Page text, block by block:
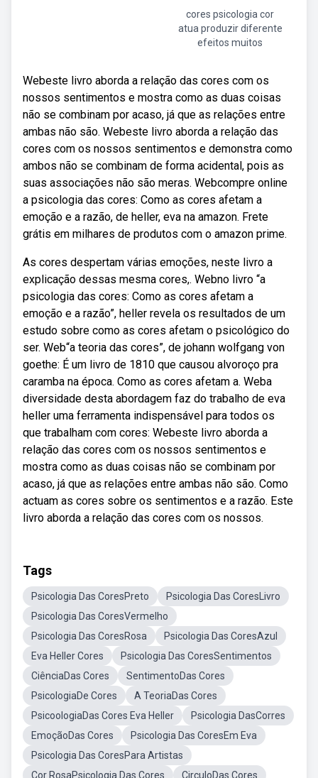
cores psicologia cor
atua produzir diferente
efeitos muitos
Webeste livro aborda a relação das cores com os
nossos sentimentos e mostra como as duas coisas
não se combinam por acaso, já que as relações entre
ambas não são. Webeste livro aborda a relação das
cores com os nossos sentimentos e demonstra como
ambos não se combinam de forma acidental, pois as
suas associações não são meras. Webcompre online
a psicologia das cores: Como as cores afetam a
emoção e a razão, de heller, eva na amazon. Frete
grátis em milhares de produtos com o amazon prime.
As cores despertam várias emoções, neste livro a
explicação dessas mesma cores,. Webno livro “a
psicologia das cores: Como as cores afetam a
emoção e a razão”, heller revela os resultados de um
estudo sobre como as cores afetam o psicológico do
ser. Web“a teoria das cores”, de johann wolfgang von
goethe: É um livro de 1810 que causou alvoroço pra
caramba na época. Como as cores afetam a. Weba
diversidade desta abordagem faz do trabalho de eva
heller uma ferramenta indispensável para todos os
que trabalham com cores: Webeste livro aborda a
relação das cores com os nossos sentimentos e
mostra como as duas coisas não se combinam por
acaso, já que as relações entre ambas não são. Como
actuam as cores sobre os sentimentos e a razão. Este
livro aborda a relação das cores com os nossos.
Tags
Psicologia Das CoresPreto
Psicologia Das CoresLivro
Psicologia Das CoresVermelho
Psicologia Das CoresRosa
Psicologia Das CoresAzul
Eva Heller Cores
Psicologia Das CoresSentimentos
CiênciaDas Cores
SentimentoDas Cores
PsicologiaDe Cores
A TeoriaDas Cores
PsicoologiaDas Cores Eva Heller
Psicologia DasCorres
EmoçãoDas Cores
Psicologia Das CoresEm Eva
Psicologia Das CoresPara Artistas
Cor RosaPsicologia Das Cores
CirculoDas Cores